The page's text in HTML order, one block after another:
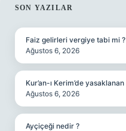
SIDEBAR
SON YAZILAR
Faiz gelirleri vergiye tabi mi ?
Ağustos 6, 2026
Kur’an-ı Kerim’de
Ağustos 6, 2026
Ayçiçeği nedir ?